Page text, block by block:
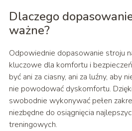
Dlaczego
ważne?
Odpowiednie dopasowanie stroju
kluczowe dla komfortu i
być ani za ciasny, ani za luźny, aby
nie powodować dyskomfortu.
swobodnie wykonywać pełen
niezbędne do osiągnięcia
treningowych.